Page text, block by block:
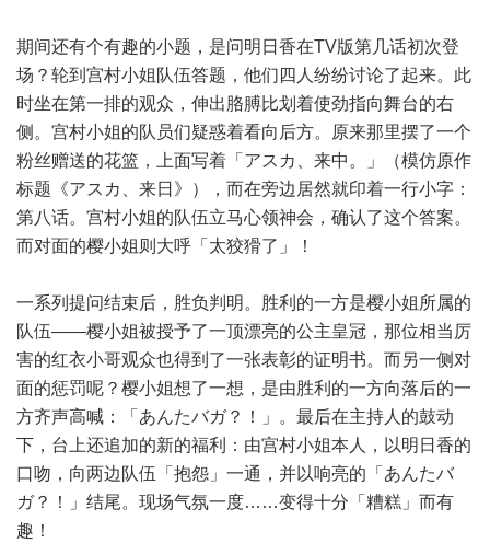
期间还有个有趣的小题，是问明日香在TV版第几话初次登
场？轮到宫村小姐队伍答题，他们四人纷纷讨论了起来。此
时坐在第一排的观众，伸出胳膊比划着使劲指向舞台的右
侧。宫村小姐的队员们疑惑着看向后方。原来那里摆了一个
粉丝赠送的花篮，上面写着「アスカ、来中。」（模仿原作
标题《アスカ、来日》），而在旁边居然就印着一行小字：
第八话。宫村小姐的队伍立马心领神会，确认了这个答案。
而对面的樱小姐则大呼「太狡猾了」！
一系列提问结束后，胜负判明。胜利的一方是樱小姐所属的
队伍——樱小姐被授予了一顶漂亮的公主皇冠，那位相当厉
害的红衣小哥观众也得到了一张表彰的证明书。而另一侧对
面的惩罚呢？樱小姐想了一想，是由胜利的一方向落后的一
方齐声高喊：「あんたバガ？！」。最后在主持人的鼓动
下，台上还追加的新的福利：由宫村小姐本人，以明日香的
口吻，向两边队伍「抱怨」一通，并以响亮的「あんたバ
ガ？！」结尾。现场气氛一度……变得十分「糟糕」而有
趣！